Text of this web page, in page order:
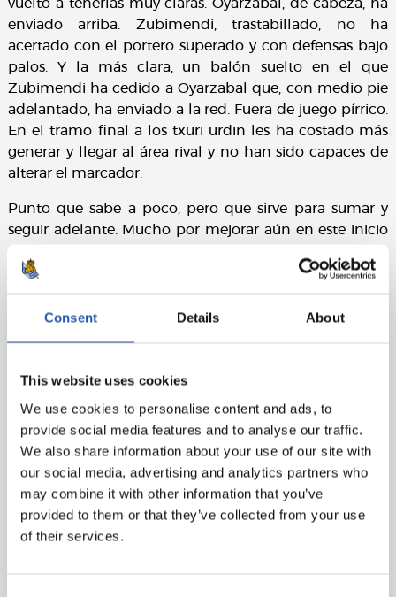
Consent Details About
This website uses cookies
We use cookies to personalise content and ads, to
provide social media features and to analyse our traffic.
We also share information about your use of our site with
our social media, advertising and analytics partners who
may combine it with other information that you’ve
provided to them or that they’ve collected from your use
of their services.
vuelto a tenerlas muy claras. Oyarzabal, de cabeza, ha
enviado arriba. Zubimendi, trastabillado, no ha
acertado con el portero superado y con defensas bajo
palos. Y la más clara, un balón suelto en el que
Zubimendi ha cedido a Oyarzabal que, con medio pie
adelantado, ha enviado a la red. Fuera de juego pírrico.
En el tramo final a los txuri urdin les ha costado más
generar y llegar al área rival y no han sido capaces de
alterar el marcador.
Punto que sabe a poco, pero que sirve para sumar y
seguir adelante. Mucho por mejorar aún en este inicio
Real Valladolid
: Hein, Luis Pérez (cap), Juma Bah
(Comert, min.78), Ozkacar, Rosa, Juric, Meseguer,
Machís y Latasa.
Real Sociedad
: Remiro, Aramburu, Zubeldia (cap),
Aguerd (Pacheco, min.81), Sergio Gómez, Zubimendi,
Turrientes, Sučić (Olasagasti, min.62), Take (Sadiq,
min.81), Becker y Óskarsson (Oyarzabal, min.62).
Árbitro: Cuadra Fernández. Ha amonestado a los
locales Juric, Luis Pérez, Rosa y Latasa y a los visitantes